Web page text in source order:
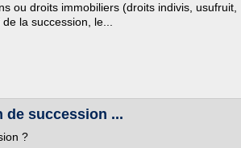
ou droits immobiliers (droits indivis, usufruit,
la succession, le...
de succession ...
?